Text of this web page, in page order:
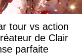
tour vs action
de Clair
parfaite